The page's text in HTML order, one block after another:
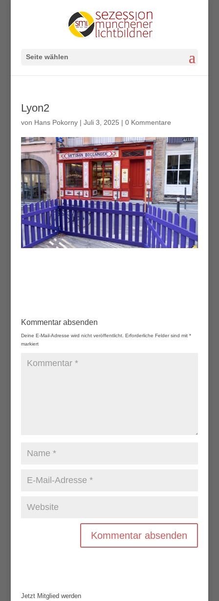
Seite wählen
Lyon2
von Hans Pokorny| Juli 3, 2025 | 0 Kommentare
Kommentar absenden
Deine E-Mail-Adresse wird nicht veröffentlicht. Erforderliche Felder sind mit *
markiert
Jetzt Mitglied werden